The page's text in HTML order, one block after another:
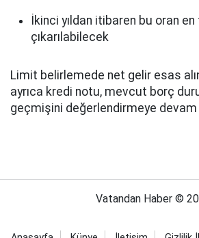
İkinci yıldan itibaren bu oran
çıkarılabilecek
Limit belirlemede net gelir esas
ayrıca kredi notu, mevcut borç
geçmişini değerlendirmeye
Vatandan Haber ©